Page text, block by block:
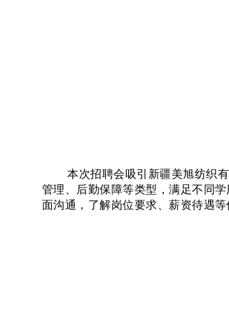
本次招聘会吸引新疆美旭纺织
管理、后勤保障等类型，满足不同
面沟通，了解岗位要求、薪资待遇